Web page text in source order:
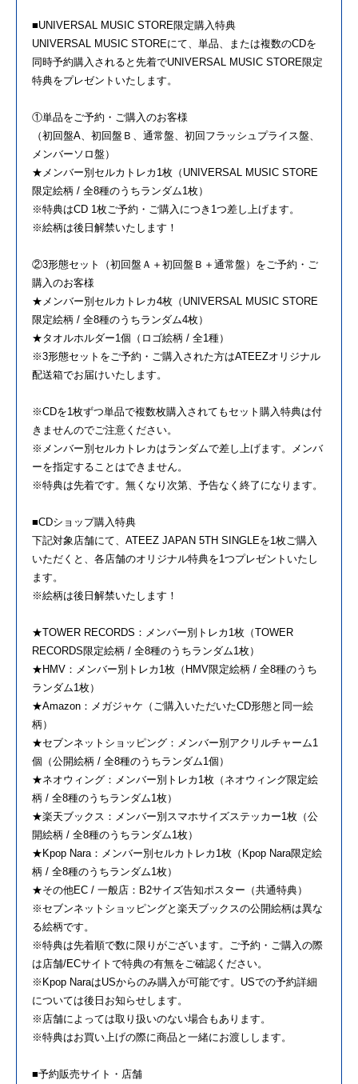
■UNIVERSAL MUSIC STORE限定購入特典
UNIVERSAL MUSIC STOREにて、単品、または複数のCDを
同時予約購入されると先着でUNIVERSAL MUSIC STORE限定
特典をプレゼントいたします。
①単品をご予約・ご購入のお客様
（初回盤A、初回盤Ｂ、通常盤、初回フラッシュプライス盤、
メンバーソロ盤）
★メンバー別セルカトレカ1枚（UNIVERSAL MUSIC STORE
限定絵柄 / 全8種のうちランダム1枚）
※特典はCD 1枚ご予約・ご購入につき1つ差し上げます。
※絵柄は後日解禁いたします！
②3形態セット（初回盤Ａ＋初回盤Ｂ＋通常盤）をご予約・ご
購入のお客様
★メンバー別セルカトレカ4枚（UNIVERSAL MUSIC STORE
限定絵柄 / 全8種のうちランダム4枚）
★タオルホルダー1個（ロゴ絵柄 / 全1種）
※3形態セットをご予約・ご購入された方はATEEZオリジナル
配送箱でお届けいたします。
※CDを1枚ずつ単品で複数枚購入されてもセット購入特典は付
きませんのでご注意ください。
※メンバー別セルカトレカはランダムで差し上げます。メンバ
ーを指定することはできません。
※特典は先着です。無くなり次第、予告なく終了になります。
■CDショップ購入特典
下記対象店舗にて、ATEEZ JAPAN 5TH SINGLEを1枚ご購入
いただくと、各店舗のオリジナル特典を1つプレゼントいたし
ます。
※絵柄は後日解禁いたします！
★TOWER RECORDS：メンバー別トレカ1枚（TOWER
RECORDS限定絵柄 / 全8種のうちランダム1枚）
★HMV：メンバー別トレカ1枚（HMV限定絵柄 / 全8種のうち
ランダム1枚）
★Amazon：メガジャケ（ご購入いただいたCD形態と同一絵
柄）
★セブンネットショッピング：メンバー別アクリルチャーム1
個（公開絵柄 / 全8種のうちランダム1個）
★ネオウィング：メンバー別トレカ1枚（ネオウィング限定絵
柄 / 全8種のうちランダム1枚）
★楽天ブックス：メンバー別スマホサイズステッカー1枚（公
開絵柄 / 全8種のうちランダム1枚）
★Kpop Nara：メンバー別セルカトレカ1枚（Kpop Nara限定絵
柄 / 全8種のうちランダム1枚）
★その他EC / 一般店：B2サイズ告知ポスター（共通特典）
※セブンネットショッピングと楽天ブックスの公開絵柄は異な
る絵柄です。
※特典は先着順で数に限りがございます。ご予約・ご購入の際
は店舗/ECサイトで特典の有無をご確認ください。
※Kpop NaraはUSからのみ購入が可能です。USでの予約詳細
については後日お知らせします。
※店舗によっては取り扱いのない場合もあります。
※特典はお買い上げの際に商品と一緒にお渡しします。
■予約販売サイト・店舗